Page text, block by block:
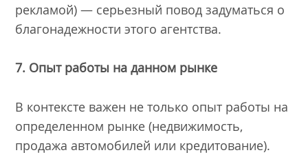
рекламой) — серьезный повод задуматься о
благонадежности этого агентства.
7. Опыт работы на данном рынке
В контексте важен не только опыт работы на
определенном рынке (недвижимость,
продажа автомобилей или кредитование).